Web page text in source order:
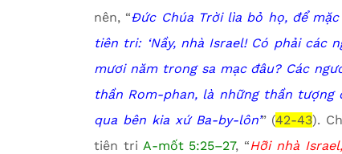
nên, “Đức Chúa Trời lìa bỏ họ, để
tiên tri: ‘Nầy, nhà Israel! Có phải các
mươi năm trong sa mạc đâu? Các
thần Rom-phan, là những thần tượng
qua bên kia xứ Ba-by-lôn’” (42-43).
tiên tri A-mốt 5:25–27, “Hỡi nhà